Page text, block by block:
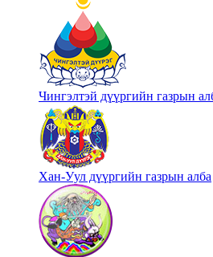
Чингэлтэй дүүргийн газрын
Хан-Уул дүүргийн газрын алба